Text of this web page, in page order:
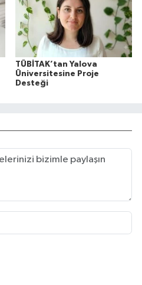
TÜBİTAK’tan Yalova
Üniversitesine Proje
Desteği